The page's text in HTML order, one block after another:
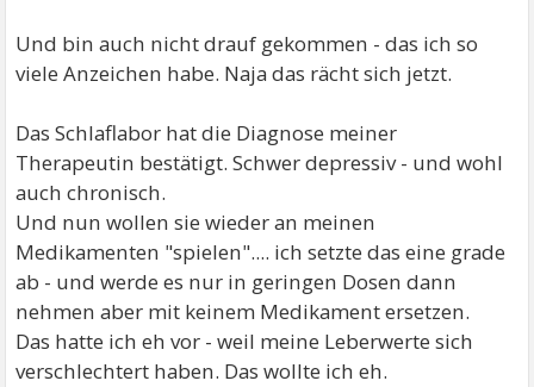
Und bin auch nicht drauf gekommen - das ich so
viele Anzeichen habe. Naja das rächt sich jetzt.
Das Schlaflabor hat die Diagnose meiner
Therapeutin bestätigt. Schwer depressiv - und wohl
auch chronisch.
Und nun wollen sie wieder an meinen
Medikamenten "spielen".... ich setzte das eine grade
ab - und werde es nur in geringen Dosen dann
nehmen aber mit keinem Medikament ersetzen.
Das hatte ich eh vor - weil meine Leberwerte sich
verschlechtert haben. Das wollte ich eh.